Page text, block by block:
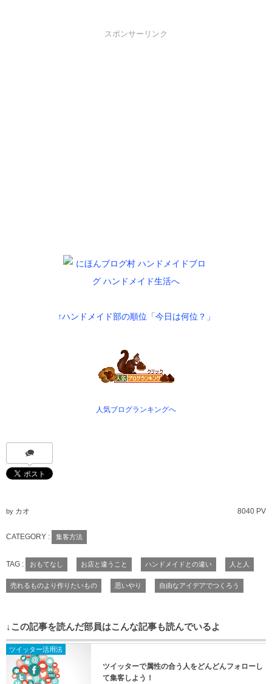
スポンサーリンク
↑ハンドメイド部の順位「今日は何位？」
人気ブログランキングへ
by カオ 8040 PV
CATEGORY : 集客方法
TAG : おもてなし お店と違うこと ハンドメイドとの違い 人と人
売れるものより作りたいもの 思いやり 自由なアイデアでつくろう
↓この記事を読んだ部員はこんな記事も読んでいるよ
ツイッター活用法
ツイッターで属性の合う人をどんどんフォローし
て集客しよう！